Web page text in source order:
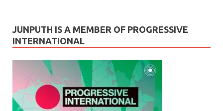
JUNPUTH IS A MEMBER OF PROGRESSIVE
INTERNATIONAL